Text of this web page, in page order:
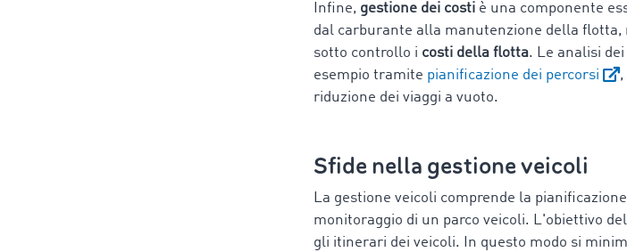
Infine, gestione dei costi è una componente
dal carburante alla manutenzione della flotta,
sotto controllo i costi della flotta. Le analisi
esempio tramite pianificazione dei percorsi
,
riduzione dei viaggi a vuoto.
Sfide nella gestione veicoli
La gestione veicoli comprende la
monitoraggio di un parco veicoli. L'obiettivo
gli itinerari dei veicoli. In questo modo si